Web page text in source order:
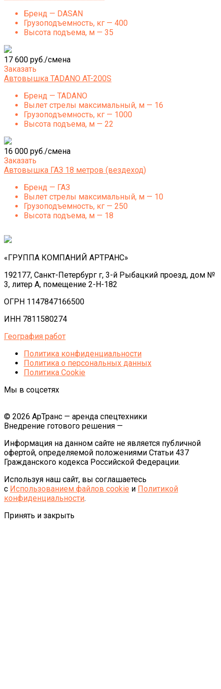
Бренд — DASAN
Грузоподъемность, кг — 400
Высота подъема, м — 35
17 600 руб./смена
Заказать
Автовышка TADANO AT-200S
Бренд — TADANO
Вылет стрелы максимальный, м — 16
Грузоподъемность, кг — 1000
Высота подъема, м — 22
16 000 руб./смена
Заказать
Автовышка ГАЗ 18 метров (вездеход)
Бренд — ГАЗ
Вылет стрелы максимальный, м — 10
Грузоподъемность, кг — 250
Высота подъема, м — 18
«ГРУППА КОМПАНИЙ АРТРАНС»
192177, Санкт-Петербург г, 3-й Рыбацкий проезд, дом №
3, литер А, помещение 2-Н-182
ОГРН 1147847166500
ИНН 7811580274
География работ
Политика конфиденциальности
Политика o персональных данных
Политика Cookie
Мы в соцсетях
© 2026 АрТранс — аренда спецтехники
Внедрение готового решения —
Информация на данном сайте не является публичной
офертой, определяемой положениями Статьи 437
Гражданского кодекса Российской Федерации.
Используя наш сайт, вы соглашаетесь
с Использованием файлов cookie и Политикой
конфиденциальности.
Принять и закрыть